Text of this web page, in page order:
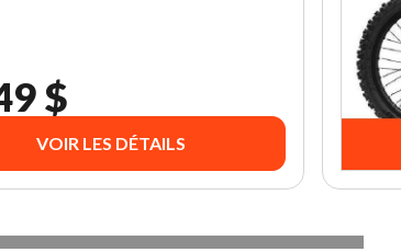
$
VOIR LES DÉTAILS